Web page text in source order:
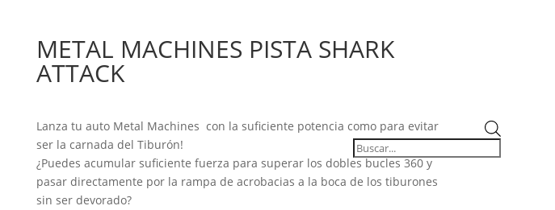
de
METAL MACHINES PISTA SHARK
ATTACK
Lanza tu auto Metal Machines con la suficiente potencia como para evitar
ser la carnada del Tiburón!
¿Puedes acumular suficiente fuerza para superar los dobles bucles 360 y
pasar directamente por la rampa de acrobacias a la boca de los tiburones
sin ser devorado?